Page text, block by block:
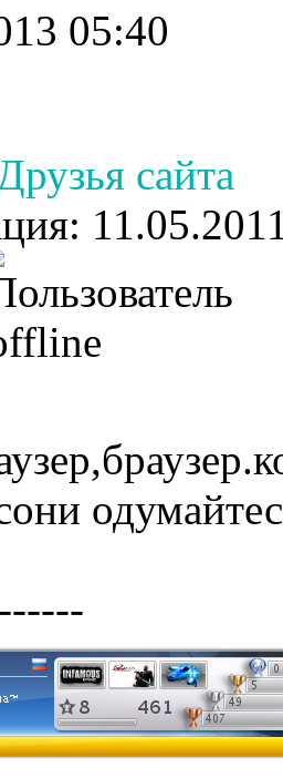
05:40
сайта